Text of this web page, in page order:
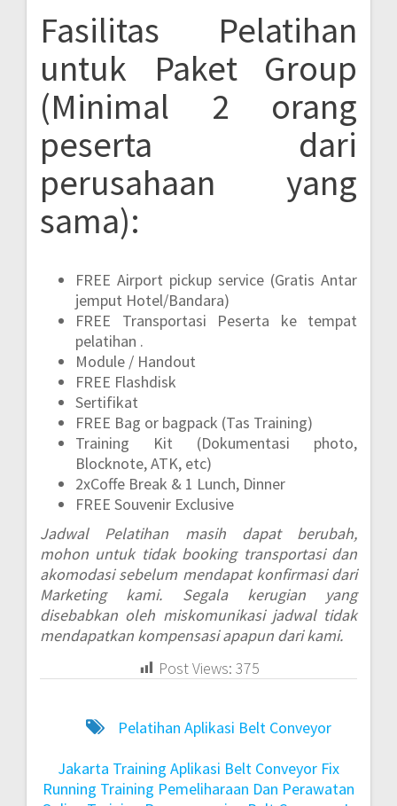
Fasilitas Pelatihan
untuk Paket Group
(Minimal 2 orang
peserta dari
perusahaan yang
sama):
FREE Airport pickup service (Gratis Antar
jemput Hotel/Bandara)
FREE Transportasi Peserta ke tempat
pelatihan .
Module / Handout
FREE Flashdisk
Sertifikat
FREE Bag or bagpack (Tas Training)
Training Kit (Dokumentasi photo,
Blocknote, ATK, etc)
2xCoffe Break & 1 Lunch, Dinner
FREE Souvenir Exclusive
Jadwal Pelatihan masih dapat berubah,
mohon untuk tidak booking transportasi dan
akomodasi sebelum mendapat konfirmasi dari
Marketing kami. Segala kerugian yang
disebabkan oleh miskomunikasi jadwal tidak
mendapatkan kompensasi apapun dari kami.
Post Views: 375
Pelatihan Aplikasi Belt Conveyor
Jakarta Training Aplikasi Belt Conveyor Fix
Running Training Pemeliharaan Dan Perawatan